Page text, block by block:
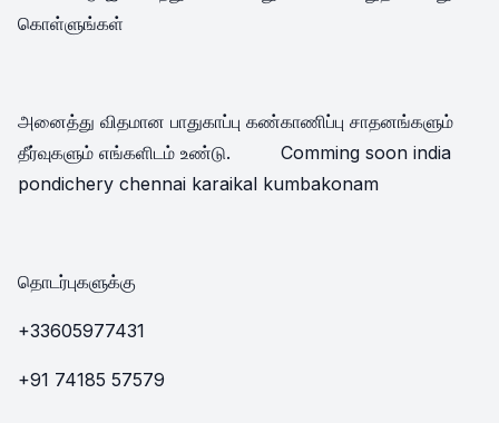
கொள்ளுங்கள்
அனைத்து விதமான பாதுகாப்பு கண்காணிப்பு சாதனங்களும்
தீர்வுகளும் எங்களிடம் உண்டு. Comming soon india
pondichery chennai karaikal kumbakonam
தொடர்புகளுக்கு
+33605977431
+91 74185 57579